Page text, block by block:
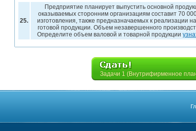
25.
Предприятие планирует выпустить основной
оказываемых сторонним организациям составит 70
изготовления, также предназначаемых к реализации
готовой продукции. Объем незавершенного
Определите объем валовой и товарной продукции
Задачи 1 (Внутрифирменное